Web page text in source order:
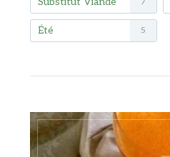
Été 5